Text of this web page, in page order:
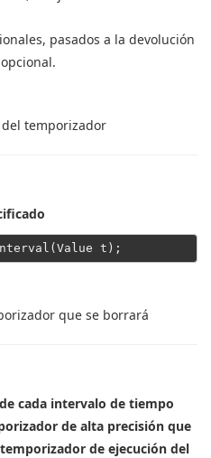
pasados ​​a la devolución
temporizador
que se borrará
cada intervalo de tiempo
de alta precisión que
de ejecución del